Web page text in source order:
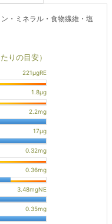
・ミネラル・食物繊維・塩
りの目安）